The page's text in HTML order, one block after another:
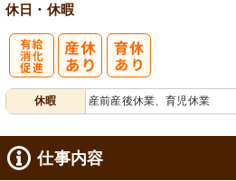
休日・休暇
休暇 産前産後休業、育児休業
仕事内容